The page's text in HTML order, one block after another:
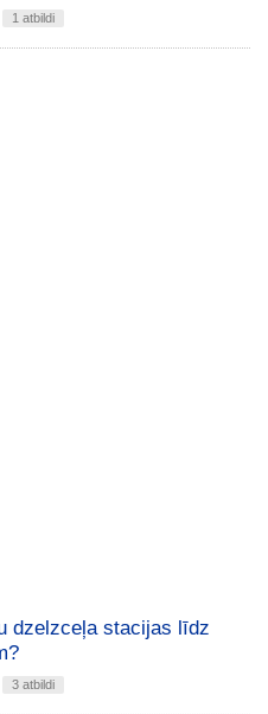
1 atbildi
dzelzceļa stacijas līdz
3 atbildi